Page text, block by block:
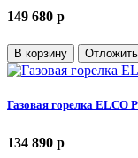
149 680 p
В корзину Отложить
Газовая горелка ELCO
134 890 p